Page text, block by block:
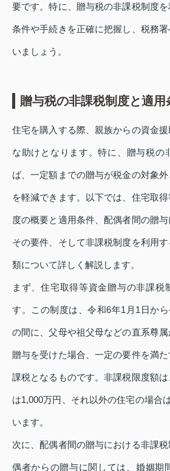
要です。特に、贈与税の非課税制度
条件や手続きを正確に把握し、税務
いましょう。
贈与税の非課税制度と適用
住宅を購入する際、親族からの資金
な助けとなります。特に、贈与税の
ば、一定額までの贈与が税金の対象
を軽減できます。以下では、住宅取
度の概要と適用条件、配偶者間の贈
その要件、そして非課税制度を利用
類について詳しく解説します。
まず、住宅取得等資金贈与の非課税
す。この制度は、令和6年1月1日か
の間に、父母や祖父母などの直系尊
贈与を受けた場合、一定の要件を満
課税となるものです。非課税限度額
は1,000万円、それ以外の住宅の場合
います。
次に、配偶者間の贈与における非課
偶者からの贈与に関しては、婚姻期